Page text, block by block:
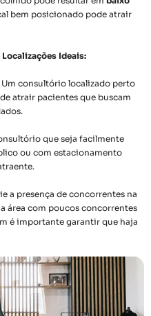
bem posicionado pode atrair
Ideais:
Um consultório localizado perto
atrair pacientes que buscam
que seja facilmente
ou com estacionamento
a presença de concorrentes na
área com poucos concorrentes
é importante garantir que haja